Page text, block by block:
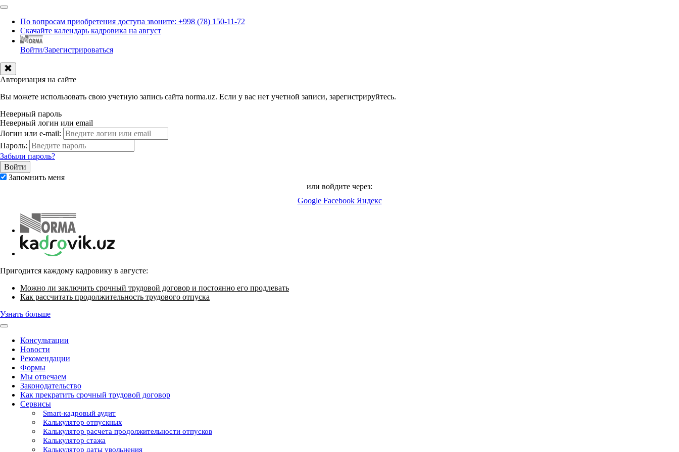
По вопросам приобретения доступа звоните: +998 (78) 150-11-72
Скачайте календарь кадровика на август
Войти/Зарегистрироваться
Авторизация на сайте
Вы можете использовать свою учетную запись сайта norma.uz. Если у вас нет учетной записи, зарегистрируйтесь.
Неверный пароль
Неверный логин или email
Логин или e-mail:
Пароль:
Забыли пароль?
Запомнить меня
или войдите через:
Google Facebook Яндекс
Пригодится каждому кадровику в августе:
Можно ли заключить срочный трудовой договор и постоянно его продлевать
Как рассчитать продолжительность трудового отпуска
Узнать больше
Консультации
Новости
Рекомендации
Формы
Мы отвечаем
Законодательство
Как прекратить срочный трудовой договор
Сервисы
Smart-кадровый аудит
Калькулятор отпускных
Калькулятор расчета продолжительности отпусков
Калькулятор стажа
Калькулятор даты увольнения